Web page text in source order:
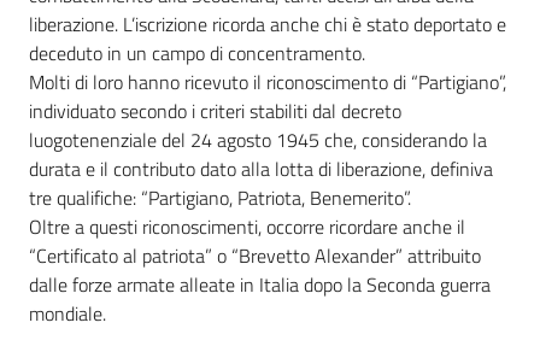
i
n
e
Tutti
gli
argomenti...
Menu selezionato
Seguici
liberazione. L’iscrizione ricorda anche chi è stato deportato e
deceduto in un campo di concentramento.
Molti di loro hanno ricevuto il riconoscimento di “Partigiano”,
individuato secondo i criteri stabiliti dal decreto
luogotenenziale del 24 agosto 1945 che, considerando la
durata e il contributo dato alla lotta di liberazione, definiva
tre qualifiche: “Partigiano, Patriota, Benemerito”.
Oltre a questi riconoscimenti, occorre ricordare anche il
“Certificato al patriota” o “Brevetto Alexander” attribuito
dalle forze armate alleate in Italia dopo la Seconda guerra
mondiale.